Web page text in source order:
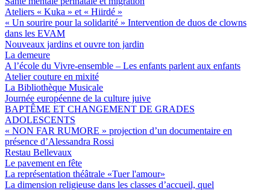
Ateliers « Kuka » et « Hiirdé »
« Un sourire pour la solidarité » Intervention de duos de clowns
dans les EVAM
Nouveaux jardins et ouvre ton jardin
La demeure
A l’école du Vivre-ensemble – Les enfants parlent aux enfants
Atelier couture en mixité
La Bibliothèque Musicale
Journée européenne de la culture juive
BAPTÊME ET CHANGEMENT DE GRADES
ADOLESCENTS
« NON FAR RUMORE » projection d’un documentaire en
présence d’Alessandra Rossi
Restau Bellevaux
Le pavement en fête
La représentation théâtrale «Tuer l'amour»
La dimension religieuse dans les classes d’accueil, quel